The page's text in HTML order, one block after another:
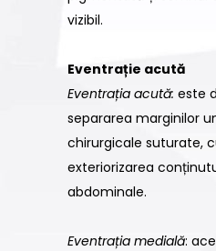
vizibil.
Eventrație acută
Eventrația acută: este
separarea marginilor
chirurgicale suturate,
exteriorizarea
abdominale.
Eventrația medială: